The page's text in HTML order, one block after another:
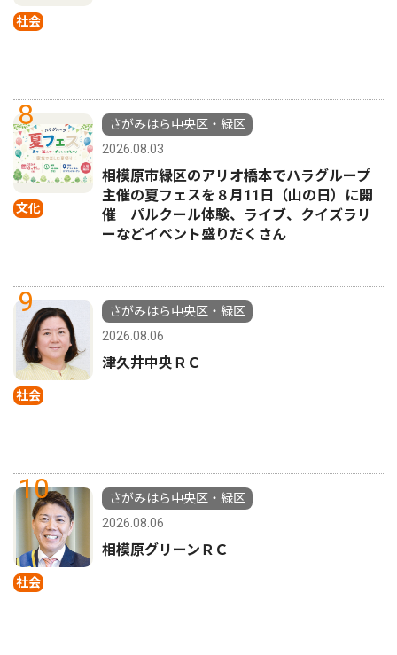
社会
8
文化
さがみはら中央区・緑区
2026.08.03
相模原市緑区のアリオ橋本でハラグループ
主催の夏フェスを８月11日（山の日）に開
催 パルクール体験、ライブ、クイズラリ
ーなどイベント盛りだくさん
9
社会
さがみはら中央区・緑区
2026.08.06
津久井中央ＲＣ
10
社会
さがみはら中央区・緑区
2026.08.06
相模原グリーンＲＣ